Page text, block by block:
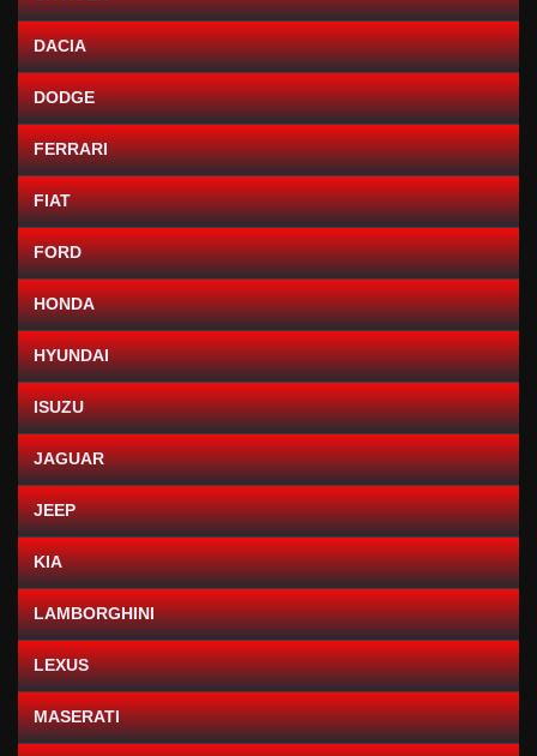
DACIA
DODGE
FERRARI
FIAT
FORD
HONDA
HYUNDAI
ISUZU
JAGUAR
JEEP
KIA
LAMBORGHINI
LEXUS
MASERATI